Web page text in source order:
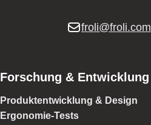
froli@froli.com
Forschung & Entwicklung
Produktentwicklung & Design
Ergonomie-Tests